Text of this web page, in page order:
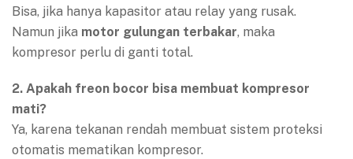
Bisa, jika hanya kapasitor atau relay yang rusak.
Namun jika motor gulungan terbakar, maka
kompresor perlu di ganti total.
2. Apakah freon bocor bisa membuat kompresor
mati?
Ya, karena tekanan rendah membuat sistem proteksi
otomatis mematikan kompresor.